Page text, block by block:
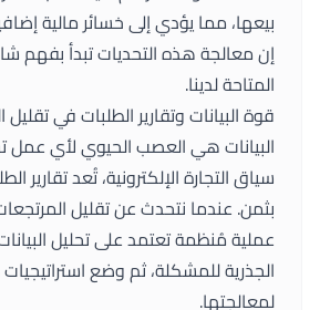
بيعها، مما يؤدي إلى خسائر مالية
إن معالجة هذه التحديات تبدأ بفهم
المتاحة لدينا.
قوة البيانات وتقارير الطلبات في
البيانات هي العصب الحيوي لأي عمل
سياق التجارة الإلكترونية، تُعد تقارير
بثمن. عندما نتحدث عن تقليل
عملية مُنظمة تعتمد على تحليل
الجذرية للمشكلة، ثم وضع
لمعالجتها.